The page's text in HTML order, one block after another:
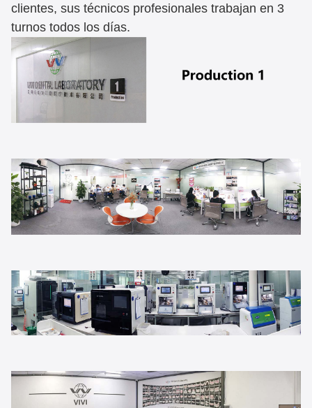
clientes, sus técnicos profesionales trabajan en 3
turnos todos los días.